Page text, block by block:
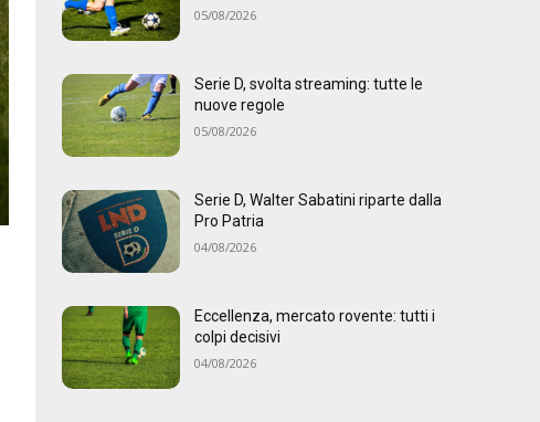
05/08/2026
Serie D, svolta streaming: tutte le
nuove regole
05/08/2026
Serie D, Walter Sabatini riparte dalla
Pro Patria
04/08/2026
Eccellenza, mercato rovente: tutti i
colpi decisivi
04/08/2026